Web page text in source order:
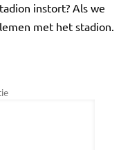
instort? Als we
met het stadion.